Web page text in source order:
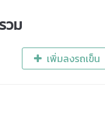
วม
เพิ่มลงรถเข็น